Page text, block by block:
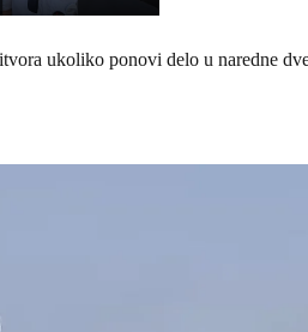
Settings
Enter
ukoliko ponovi delo u naredne